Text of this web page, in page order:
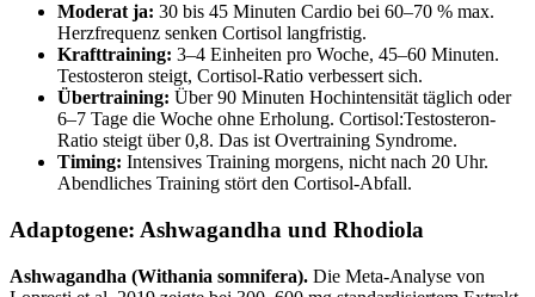
Moderat ja: 30 bis 45 Minuten Cardio bei 60–70 % max.
Herzfrequenz senken Cortisol langfristig.
Krafttraining: 3–4 Einheiten pro Woche, 45–60 Minuten.
Testosteron steigt, Cortisol-Ratio verbessert sich.
Übertraining: Über 90 Minuten Hochintensität täglich oder
6–7 Tage die Woche ohne Erholung. Cortisol:Testosteron-
Ratio steigt über 0,8. Das ist Overtraining Syndrome.
Timing: Intensives Training morgens, nicht nach 20 Uhr.
Abendliches Training stört den Cortisol-Abfall.
Adaptogene: Ashwagandha und Rhodiola
Ashwagandha (Withania somnifera). Die Meta-Analyse von